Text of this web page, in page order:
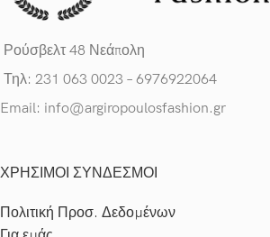
Ρούσβελτ 48 Νεάπολη
Τηλ: 231 063 0023 – 6976922064
Email: info@argiropoulosfashion.gr
ΧΡΗΣΙΜΟΙ ΣΥΝΔΕΣΜΟΙ
Πολιτική Προσ. Δεδομένων